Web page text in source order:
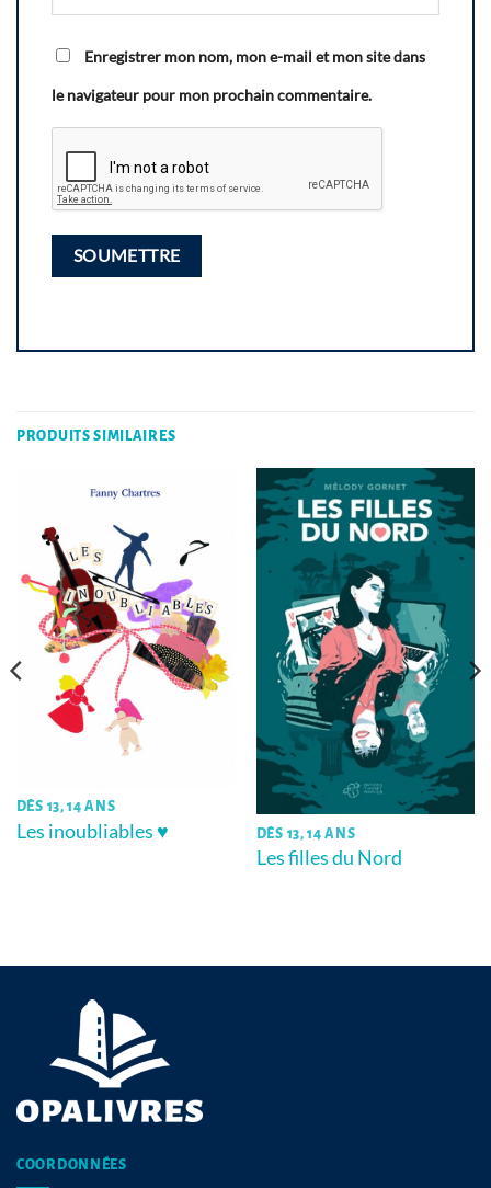
Enregistrer mon nom, mon e-mail et mon site dans
le navigateur pour mon prochain commentaire.
PRODUITS SIMILAIRES
DÈS 13, 14 ANS
Les inoubliables ♥ DÈS 13, 14 ANS
Les filles du Nord
COORDONNÉES